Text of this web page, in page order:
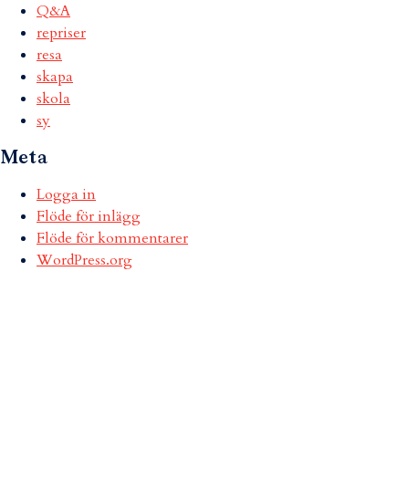
Q&A
repriser
resa
skapa
skola
sy
Meta
Logga in
Flöde för inlägg
Flöde för kommentarer
WordPress.org